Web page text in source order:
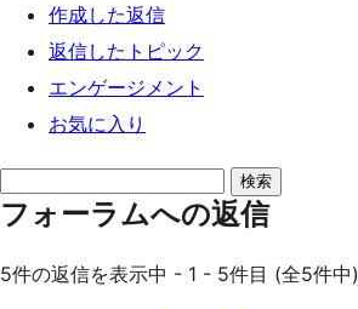
作成した返信
返信したトピック
エンゲージメント
お気に入り
信
検
フォーラムへの返信
5件の返信を表示中 - 1 - 5件目 (全5件中)